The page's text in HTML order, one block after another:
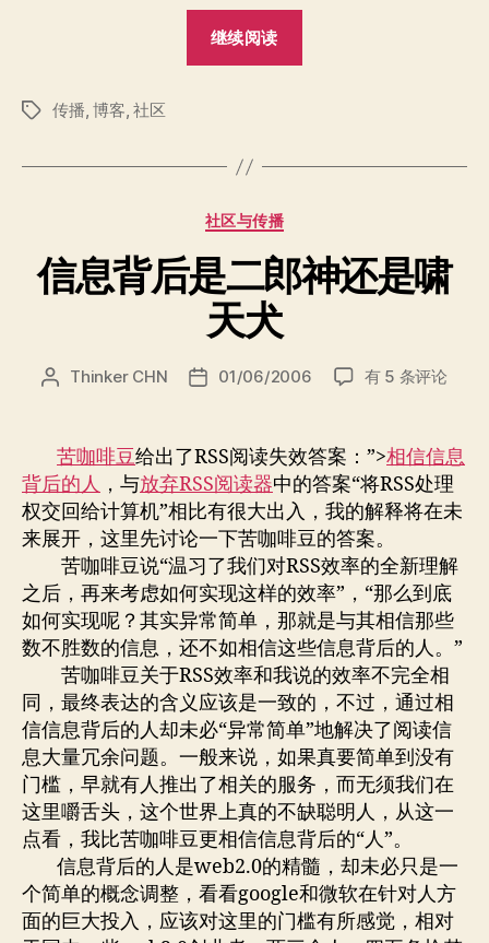
继续阅读
什
标
传播, 博客, 社区
分
社区与传播
信息背后是二郎神还是啸
天犬
文
者
Thinker CHN
发
期
01/06/2006
信
后
是
二
郎
神
还
是
啸
天
犬
有 5 条评论
苦咖啡豆给出了RSS阅读失效答案：”>相信信息
背后的人 ，与放弃RSS阅读器中的答案“将RSS处理
权交回给计算机”相比有很大出入，我的解释将在未
来展开，这里先讨论一下苦咖啡豆的答案。
苦咖啡豆说“温习了我们对RSS效率的全新理解
之后，再来考虑如何实现这样的效率”，“那么到底
如何实现呢？其实异常简单，那就是与其相信那些
数不胜数的信息，还不如相信这些信息背后的人。”
苦咖啡豆关于RSS效率和我说的效率不完全相
同，最终表达的含义应该是一致的，不过，通过相
信信息背后的人却未必“异常简单”地解决了阅读信
息大量冗余问题。一般来说，如果真要简单到没有
门槛，早就有人推出了相关的服务，而无须我们在
这里嚼舌头，这个世界上真的不缺聪明人，从这一
点看，我比苦咖啡豆更相信信息背后的“人”。
信息背后的人是web2.0的精髓，却未必只是一
个简单的概念调整，看看google和微软在针对人方
面的巨大投入，应该对这里的门槛有所感觉，相对